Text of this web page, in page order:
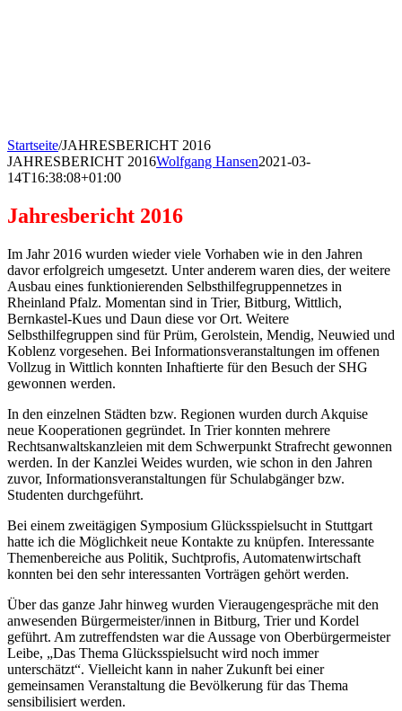
Startseite/JAHRESBERICHT 2016
JAHRESBERICHT 2016Wolfgang Hansen2021-03-
14T16:38:08+01:00
Jahresbericht 2016
Im Jahr 2016 wurden wieder viele Vorhaben wie in den Jahren
davor erfolgreich umgesetzt. Unter anderem waren dies, der weitere
Ausbau eines funktionierenden Selbsthilfegruppennetzes in
Rheinland Pfalz. Momentan sind in Trier, Bitburg, Wittlich,
Bernkastel-Kues und Daun diese vor Ort. Weitere
Selbsthilfegruppen sind für Prüm, Gerolstein, Mendig, Neuwied und
Koblenz vorgesehen. Bei Informationsveranstaltungen im offenen
Vollzug in Wittlich konnten Inhaftierte für den Besuch der SHG
gewonnen werden.
In den einzelnen Städten bzw. Regionen wurden durch Akquise
neue Kooperationen gegründet. In Trier konnten mehrere
Rechtsanwaltskanzleien mit dem Schwerpunkt Strafrecht gewonnen
werden. In der Kanzlei Weides wurden, wie schon in den Jahren
zuvor, Informationsveranstaltungen für Schulabgänger bzw.
Studenten durchgeführt.
Bei einem zweitägigen Symposium Glücksspielsucht in Stuttgart
hatte ich die Möglichkeit neue Kontakte zu knüpfen. Interessante
Themenbereiche aus Politik, Suchtprofis, Automatenwirtschaft
konnten bei den sehr interessanten Vorträgen gehört werden.
Über das ganze Jahr hinweg wurden Vieraugengespräche mit den
anwesenden Bürgermeister/innen in Bitburg, Trier und Kordel
geführt. Am zutreffendsten war die Aussage von Oberbürgermeister
Leibe, „Das Thema Glücksspielsucht wird noch immer
unterschätzt“. Vielleicht kann in naher Zukunft bei einer
gemeinsamen Veranstaltung die Bevölkerung für das Thema
sensibilisiert werden.